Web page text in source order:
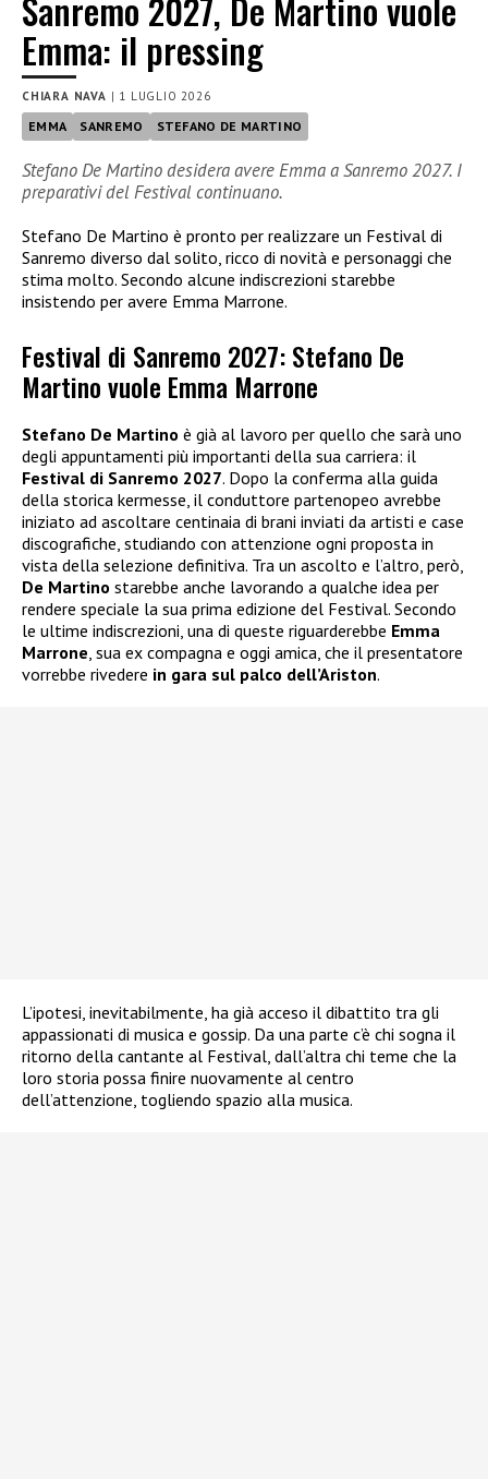
Emma: il pressing
CHIARA NAVA | 1 LUGLIO 2026
EMMA SANREMO STEFANO DE MARTINO
Stefano De Martino desidera avere Emma a Sanremo 2027. I
preparativi del Festival continuano.
Stefano De Martino è pronto per realizzare un Festival di
Sanremo diverso dal solito, ricco di novità e personaggi che
stima molto. Secondo alcune indiscrezioni starebbe
insistendo per avere Emma Marrone.
Festival di Sanremo 2027: Stefano De
Martino vuole Emma Marrone
Stefano De Martino è già al lavoro per quello che sarà uno
degli appuntamenti più importanti della sua carriera: il
Festival di Sanremo 2027. Dopo la conferma alla guida
della storica kermesse, il conduttore partenopeo avrebbe
iniziato ad ascoltare centinaia di brani inviati da artisti e case
discografiche, studiando con attenzione ogni proposta in
vista della selezione definitiva. Tra un ascolto e l’altro, però,
De Martino starebbe anche lavorando a qualche idea per
rendere speciale la sua prima edizione del Festival. Secondo
le ultime indiscrezioni, una di queste riguarderebbe Emma
Marrone , sua ex compagna e oggi amica, che il presentatore
vorrebbe rivedere in gara sul palco dell’Ariston.
L’ipotesi, inevitabilmente, ha già acceso il dibattito tra gli
appassionati di musica e gossip. Da una parte c’è chi sogna il
ritorno della cantante al Festival, dall’altra chi teme che la
loro storia possa finire nuovamente al centro
dell’attenzione, togliendo spazio alla musica.